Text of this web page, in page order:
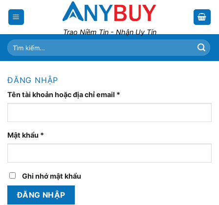
Trao Niềm Tin - Nhận Uy Tín
Tìm
kiếm:
ĐĂNG NHẬP
Tên tài khoản hoặc địa chỉ email *
Mật khẩu *
Ghi nhớ mật khẩu
ĐĂNG NHẬP